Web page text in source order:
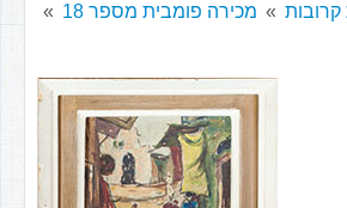
קרובות
מכירה פומבית מספר 18